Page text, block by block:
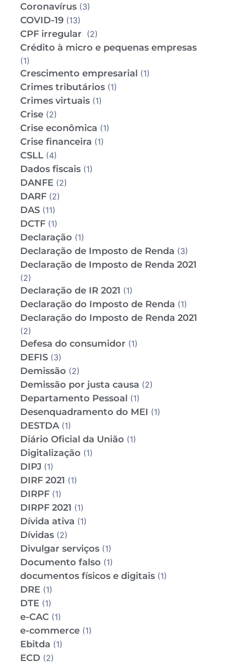
Coronavírus (3)
COVID-19 (13)
CPF irregular (2)
Crédito à micro e pequenas empresas
(1)
Crescimento empresarial (1)
Crimes tributários (1)
Crimes virtuais (1)
Crise (2)
Crise econômica (1)
Crise financeira (1)
CSLL (4)
Dados fiscais (1)
DANFE (2)
DARF (2)
DAS (11)
DCTF (1)
Declaração (1)
Declaração de Imposto de Renda (3)
Declaração de Imposto de Renda 2021
(2)
Declaração de IR 2021 (1)
Declaração do Imposto de Renda (1)
Declaração do Imposto de Renda 2021
(2)
Defesa do consumidor (1)
DEFIS (3)
Demissão (2)
Demissão por justa causa (2)
Departamento Pessoal (1)
Desenquadramento do MEI (1)
DESTDA(1)
Diário Oficial da União (1)
Digitalização (1)
DIPJ (1)
DIRF 2021 (1)
DIRPF (1)
DIRPF 2021 (1)
Dívida ativa (1)
Dívidas (2)
Divulgar serviços (1)
Documento falso (1)
documentos físicos e digitais (1)
DRE (1)
DTE (1)
e-CAC (1)
e-commerce (1)
Ebitda (1)
ECD (2)